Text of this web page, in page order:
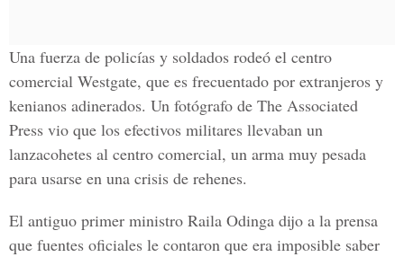
Una fuerza de policías y soldados rodeó el centro
comercial Westgate, que es frecuentado por extranjeros y
kenianos adinerados. Un fotógrafo de The Associated
Press vio que los efectivos militares llevaban un
lanzacohetes al centro comercial, un arma muy pesada
para usarse en una crisis de rehenes.
El antiguo primer ministro Raila Odinga dijo a la prensa
que fuentes oficiales le contaron que era imposible saber